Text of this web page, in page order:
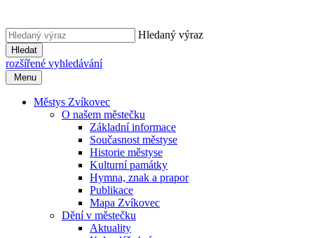
Hledaný výraz
Hledat
rozšířené vyhledávání
Menu
Městys Zvíkovec
O našem městečku
Základní informace
Současnost městyse
Historie městyse
Kulturní památky
Hymna, znak a prapor
Publikace
Mapa Zvíkovec
Dění v městečku
Aktuality